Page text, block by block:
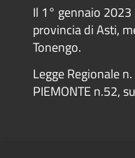
Il 1° gennaio
provincia di Asti,
Tonengo.
Legge Regionale
PIEMONTE n.52,